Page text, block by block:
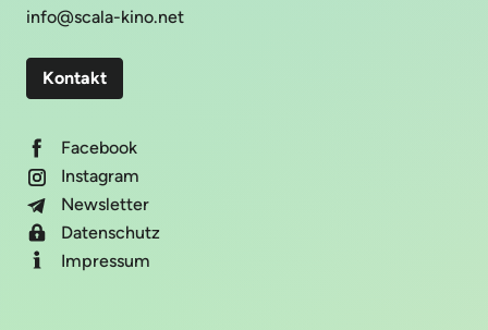
info@scala-kino.net
Kontakt
Facebook
Instagram
Newsletter
Datenschutz
Impressum